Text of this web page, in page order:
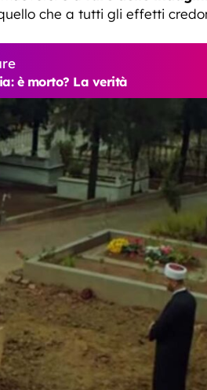
che a tutti gli effetti
è morto? La verità